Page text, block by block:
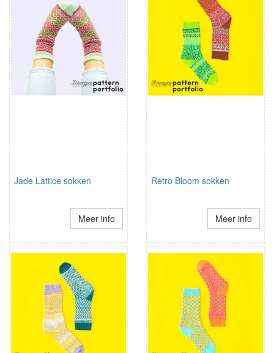
Jade Lattice sokken
Meer info
Retro Bloom sokken
Meer info